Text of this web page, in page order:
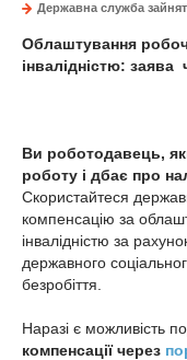
Державна служба
Облаштування
інвалідністю: заява
Ви роботодавець,
роботу і дбає про
Скористайтеся
компенсацію за
інвалідністю за
державного
безробіття.
Наразі є можливість
компенсації через